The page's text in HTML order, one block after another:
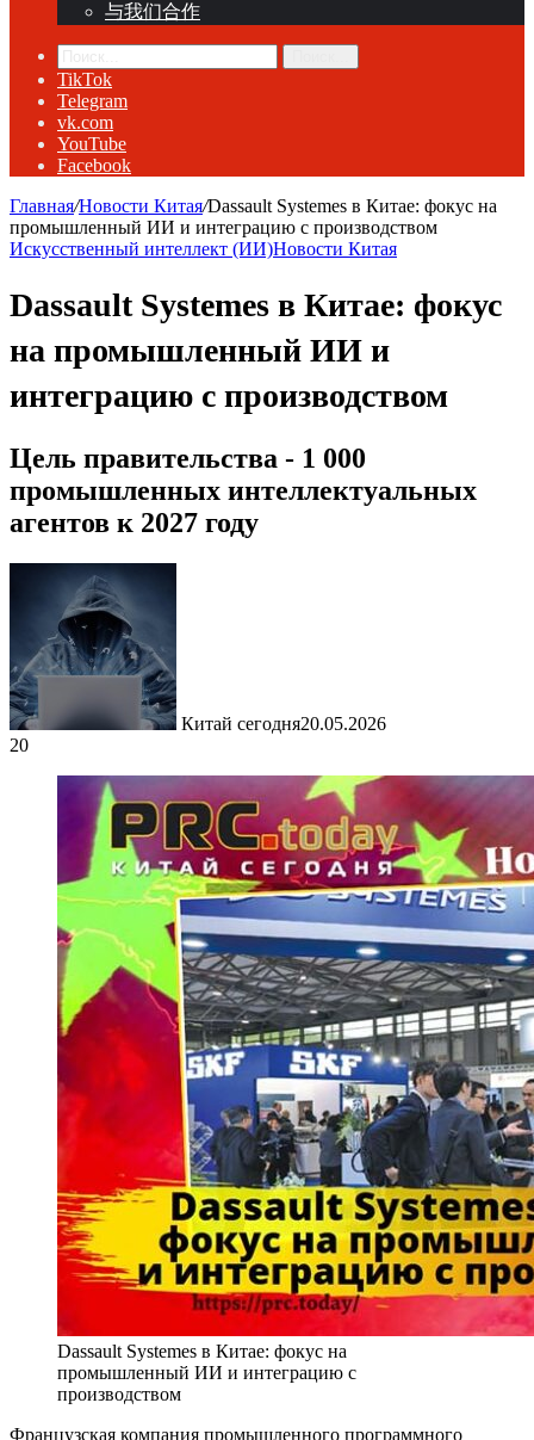
与我们合作
TikTok
Telegram
vk.com
YouTube
Facebook
Главная/Новости Китая/Dassault Systemes в Китае: фокус на
промышленный ИИ и интеграцию с производством
Искусственный интеллект (ИИ)Новости Китая
Dassault Systemes в Китае: фокус
на промышленный ИИ и
интеграцию с производством
Цель правительства - 1 000
промышленных интеллектуальных
агентов к 2027 году
Китай сегодня20.05.2026
20
Dassault Systemes в Китае: фокус на
промышленный ИИ и интеграцию с
производством
Французская компания промышленного программного